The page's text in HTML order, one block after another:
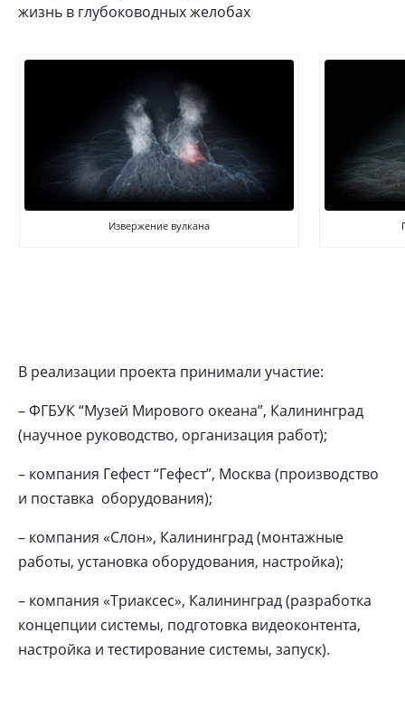
жизнь в глубоководных желобах
Извержение вулкана
В реализации проекта принимали участие:
– ФГБУК “Музей Мирового океана”, Калининград
(научное руководство, организация работ);
– компания Гефест “Гефест”, Москва (производство
и поставка оборудования);
– компания «Слон», Калининград (монтажные
работы, установка оборудования, настройка);
– компания «Триаксес», Калининград (разработка
концепции системы, подготовка видеоконтента,
настройка и тестирование системы, запуск).